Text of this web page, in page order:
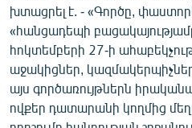
ՏՏ ԵՒ ԻՆՏԵՐՆԵՏ
ԿՈՐՈՆԱՎԻՐՈՒՍ
ԱՐԽԻՎ
ՏԵՍԱՆՅՈՒԹԵՐ
խտացրել է. - «Գործը,
«հանցադեպի
հոկտեմբերի 27-ի
աջակիցներ,
այս գործառույթներն
ովքեր դատարանի կողմից